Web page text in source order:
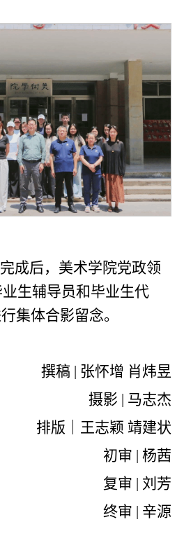
成后，美术学院党政领
生辅导员和毕业生代
集体合影留念。
撰稿 | 张怀增 肖炜昱
摄影 | 马志杰
排版｜王志颖 靖建状
初审 | 杨茜
复审 | 刘芳
终审 | 辛源